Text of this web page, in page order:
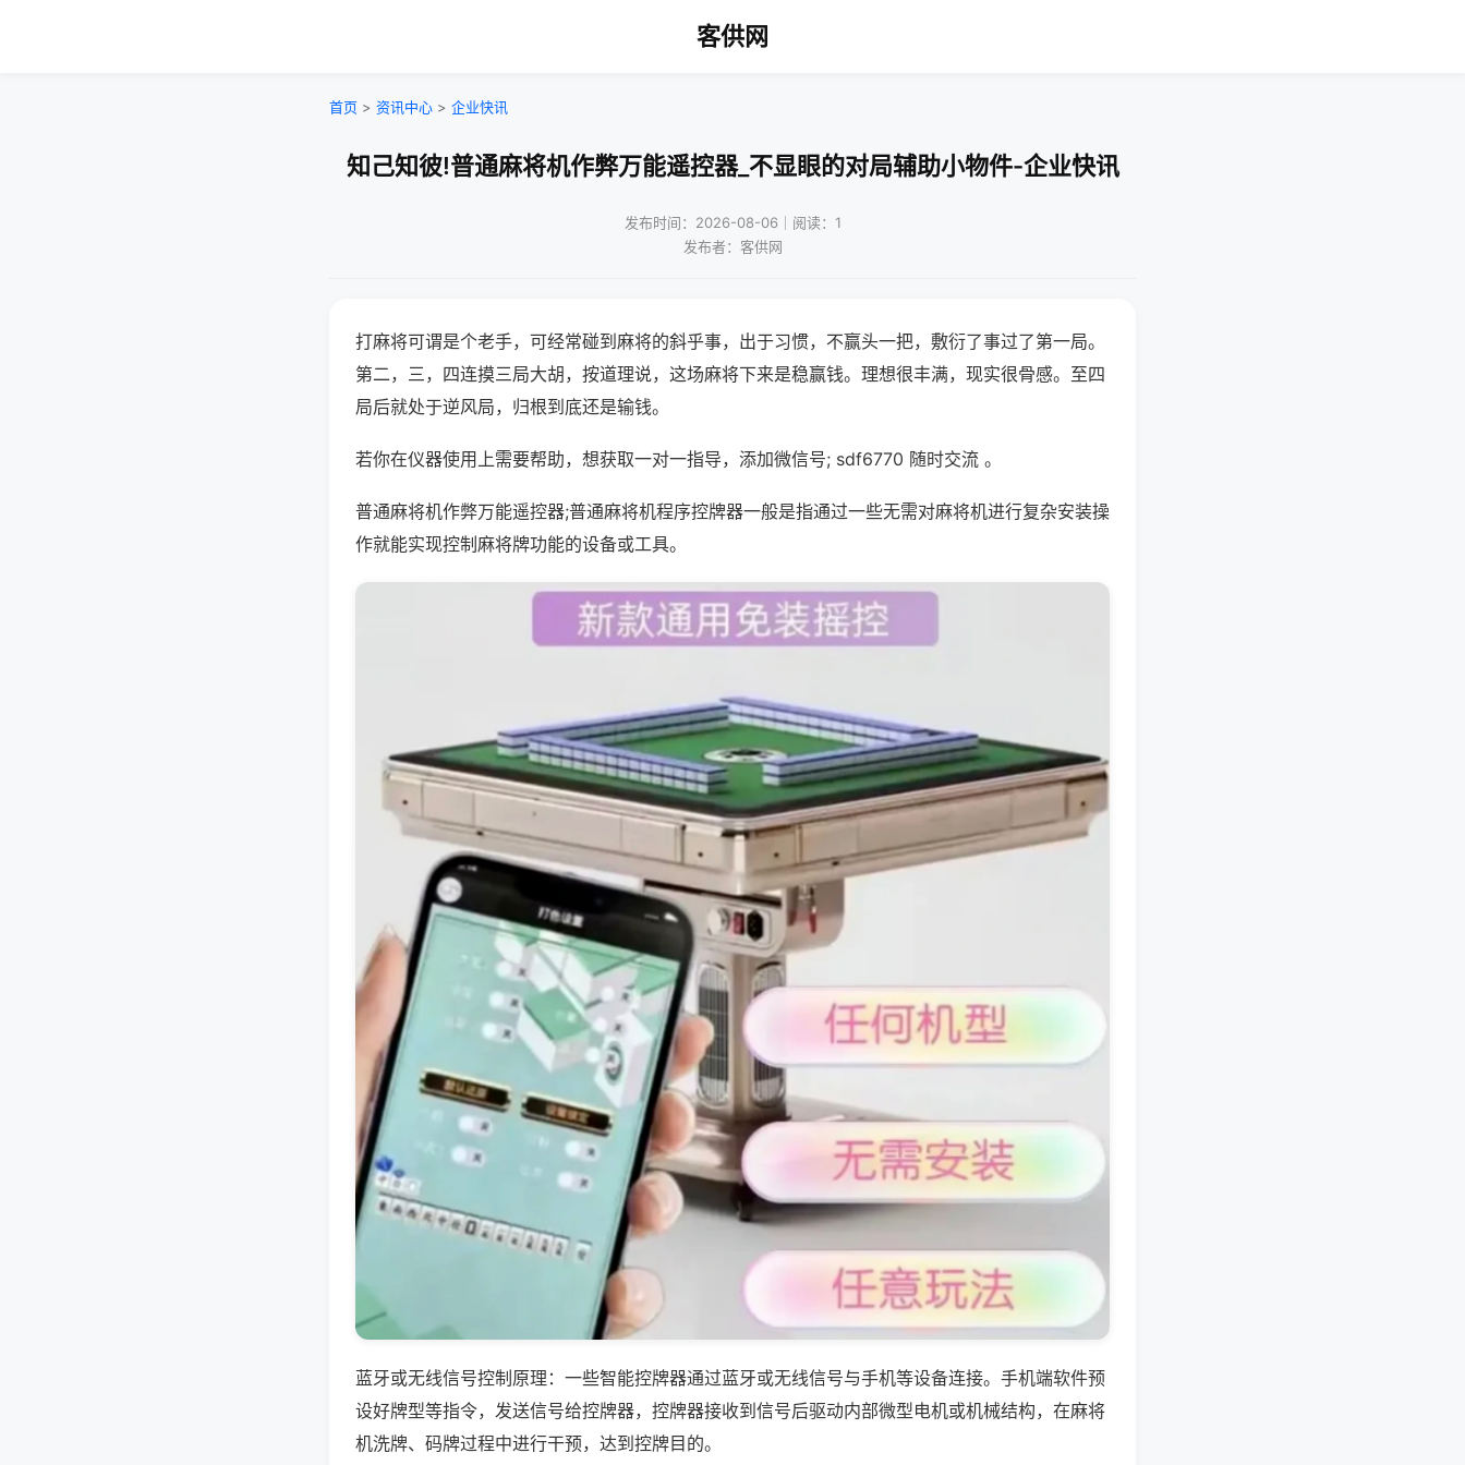
客供网
首页 > 资讯中心 > 企业快讯
知己知彼!普通麻将机作弊万能遥控器_不显眼的对局辅助小物件-企业快讯
发布时间：2026-08-06｜阅读：1
发布者：客供网
打麻将可谓是个老手，可经常碰到麻将的斜乎事，出于习惯，不赢头一把，敷衍了事过了第一局。
第二，三，四连摸三局大胡，按道理说，这场麻将下来是稳赢钱。理想很丰满，现实很骨感。至四
局后就处于逆风局，归根到底还是输钱。
若你在仪器使用上需要帮助，想获取一对一指导，添加微信号; sdf6770 随时交流 。
普通麻将机作弊万能遥控器;普通麻将机程序控牌器一般是指通过一些无需对麻将机进行复杂安装操
作就能实现控制麻将牌功能的设备或工具。
蓝牙或无线信号控制原理：一些智能控牌器通过蓝牙或无线信号与手机等设备连接。手机端软件预
设好牌型等指令，发送信号给控牌器，控牌器接收到信号后驱动内部微型电机或机械结构，在麻将
机洗牌、码牌过程中进行干预，达到控牌目的。